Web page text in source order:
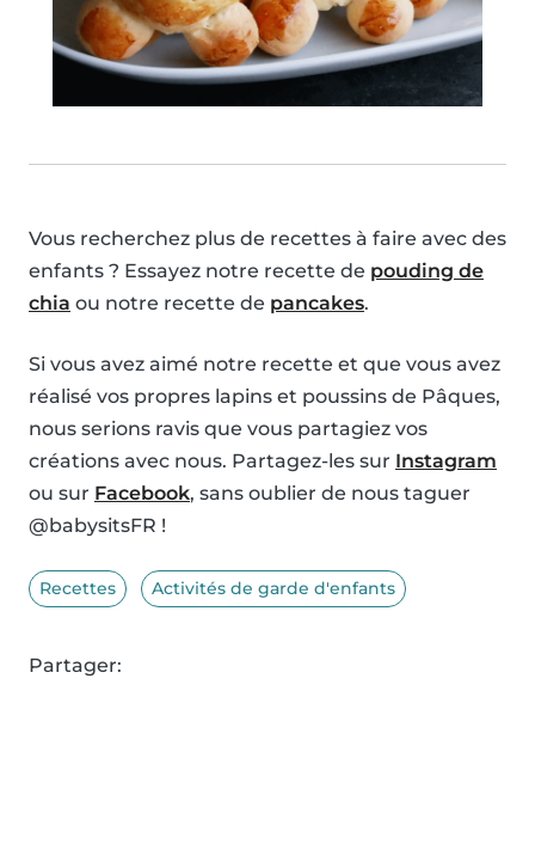
Vous recherchez plus de recettes à faire avec des
enfants ? Essayez notre recette de pouding de
chia ou notre recette de pancakes.
Si vous avez aimé notre recette et que vous avez
réalisé vos propres lapins et poussins de Pâques,
nous serions ravis que vous partagiez vos
créations avec nous. Partagez-les sur Instagram
ou sur Facebook, sans oublier de nous taguer
@babysitsFR !
Recettes Activités de garde d'enfants
Partager: